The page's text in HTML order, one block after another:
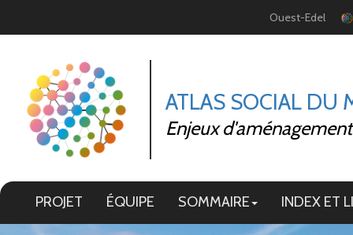
Ouest-Edel
ATLAS SOCIAL DU
Enjeux
PROJET ÉQUIPE SOMMAIRE INDEX ET